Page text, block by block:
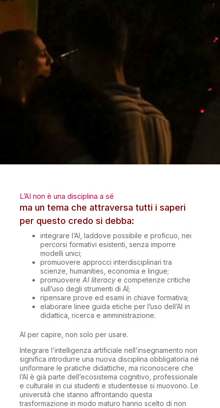
L’AI non è una disciplina a sé
ma un tema che attraversa tutti i saperi
per questo credo si debba:
integrare l’AI, laddove possibile e proficuo, nei
percorsi formativi esistenti, senza imporre
modelli unici;
promuovere approcci interdisciplinari tra
scienze, humanities, economia e lingue;
promuovere AI literacy e competenze critiche
sull’uso degli strumenti di AI;
ripensare prove ed esami in chiave formativa;
elaborare linee guida etiche per l’uso dell’AI in
didattica, ricerca e amministrazione.
AI per capire, non solo per usare.
Integrare l’intelligenza artificiale nell’insegnamento non
significa introdurre una nuova disciplina obbligatoria né
uniformare le pratiche didattiche, ma riconoscere che
l’AI è già parte dell’ecosistema cognitivo, professionale
e culturale in cui studenti e studentesse si muovono. Le
università che stanno affrontando questa
trasformazione in modo maturo hanno scelto di non